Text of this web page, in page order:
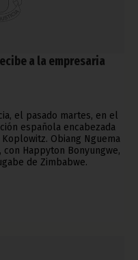
a la empresaria
el pasado martes, en el
española encabezada
Obiang Nguema
Happyton Bonyungwe,
de Zimbabwe.